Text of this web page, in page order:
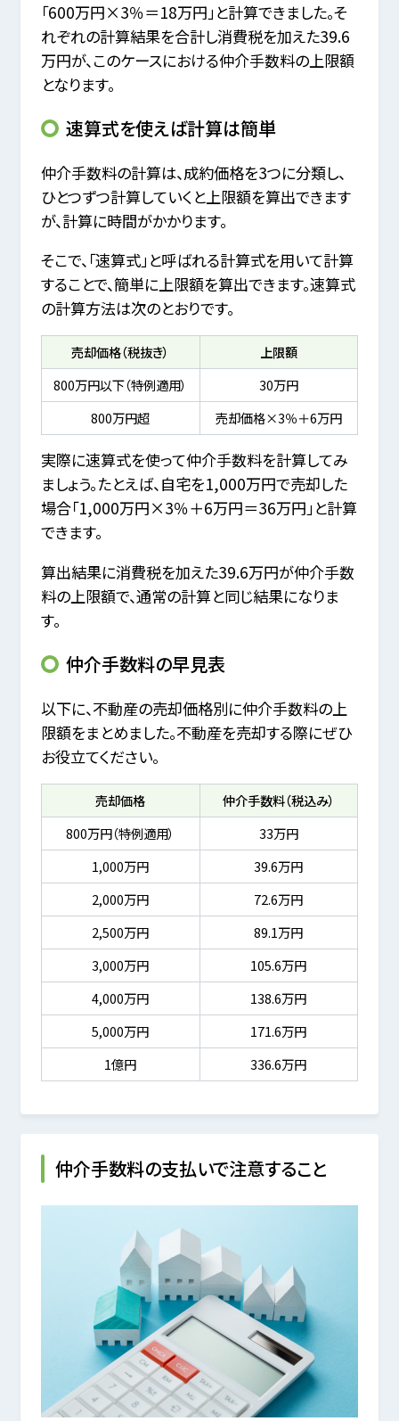
「600万円×3％＝18万円」と計算できました。そ
れぞれの計算結果を合計し消費税を加えた39.6
万円が、このケースにおける仲介手数料の上限額
となります。
速算式を使えば計算は簡単
仲介手数料の計算は、成約価格を3つに分類し、
ひとつずつ計算していくと上限額を算出できます
が、計算に時間がかかります。
そこで、「速算式」と呼ばれる計算式を用いて計算
することで、簡単に上限額を算出できます。速算式
の計算方法は次のとおりです。
売却価格（税抜き）
上限額
800万円以下（特例適用）
30万円
800万円超
売却価格×3％＋6万円
実際に速算式を使って仲介手数料を計算してみ
ましょう。たとえば、自宅を1,000万円で売却した
場合「1,000万円×3％＋6万円＝36万円」と計算
できます。
算出結果に消費税を加えた39.6万円が仲介手数
料の上限額で、通常の計算と同じ結果になりま
す。
仲介手数料の早見表
以下に、不動産の売却価格別に仲介手数料の上
限額をまとめました。不動産を売却する際にぜひ
お役立てください。
売却価格
仲介手数料（税込み）
800万円（特例適用）
33万円
1,000万円
39.6万円
2,000万円
72.6万円
2,500万円
89.1万円
3,000万円
105.6万円
4,000万円
138.6万円
5,000万円
171.6万円
1億円
336.6万円
仲介手数料の支払いで注意すること